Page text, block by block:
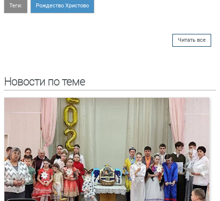
Теги: Рождество Христово
Читать все
Новости по теме